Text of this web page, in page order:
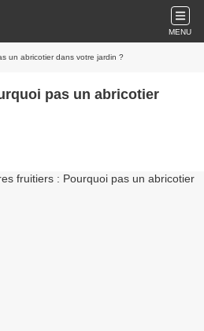
MENU
un abricotier dans votre jardin ?
pas un abricotier